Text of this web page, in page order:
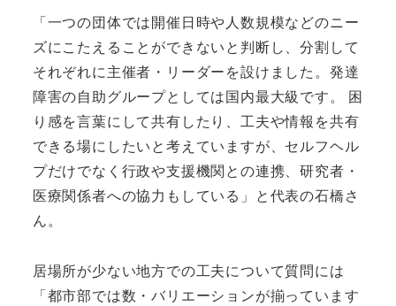
「一つの団体では開催日時や人数規模などのニー
ズにこたえることができないと判断し、分割して
それぞれに主催者・リーダーを設けました。発達
障害の自助グループとしては国内最大級です。 困
り感を言葉にして共有したり、工夫や情報を共有
できる場にしたいと考えていますが、セルフヘル
プだけでなく行政や支援機関との連携、研究者・
医療関係者への協力もしている」と代表の石橋さ
ん。
居場所が少ない地方での工夫について質問には
「都市部では数・バリエーションが揃っています